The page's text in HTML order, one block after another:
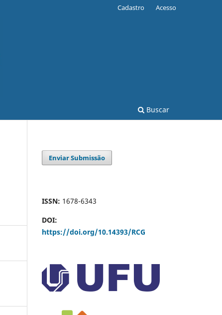
Buscar
Cadastro Acesso
Enviar Submissão
ISSN: 1678-6343
DOI:
https://doi.org/10.14393/RCG